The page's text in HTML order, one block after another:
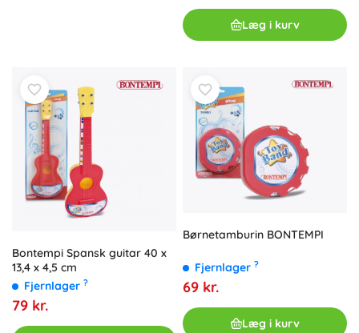
Læg i kurv
Bontempi Spansk guitar 40 x
13,4 x 4,5 cm
Fjernlager ?
79 kr.
Børnetamburin BONTEMPI
Fjernlager ?
69 kr.
Læg i kurv